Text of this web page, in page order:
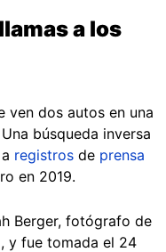
a los
ven dos autos en una
búsqueda inversa
registros de prensa
en 2019.
Berger, fotógrafo de
y fue tomada el 24